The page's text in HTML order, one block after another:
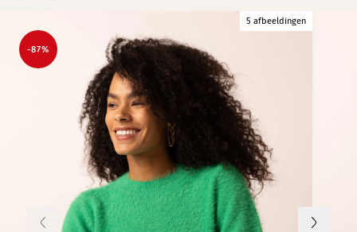
5 afbeeldingen
-87%